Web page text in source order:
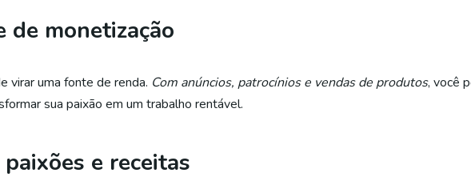
de monetização
virar uma fonte de renda. Com anúncios, patrocínios e vendas de produtos, você
sua paixão em um trabalho rentável.
e receitas